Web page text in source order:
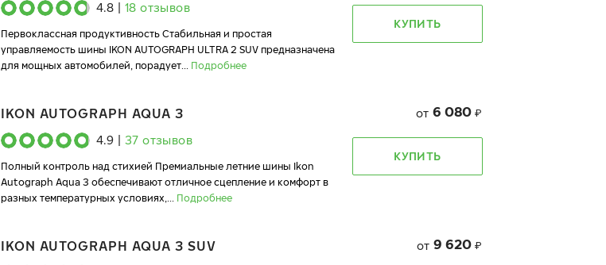
4.8 18 отзывов
Первоклассная продуктивность Стабильная и простая
управляемость шины IKON AUTOGRAPH ULTRA 2 SUV предназначена
для мощных автомобилей, порадует... Подробнее
КУПИТЬ
IKON AUTOGRAPH AQUA 3
4.9 37 отзывов
Полный контроль над стихией Премиальные летние шины Ikon
Autograph Aqua 3 обеспечивают отличное сцепление и комфорт в
разных температурных условиях,... Подробнее
от 6 080 ₽
КУПИТЬ
IKON AUTOGRAPH AQUA 3 SUV от 9 620 ₽